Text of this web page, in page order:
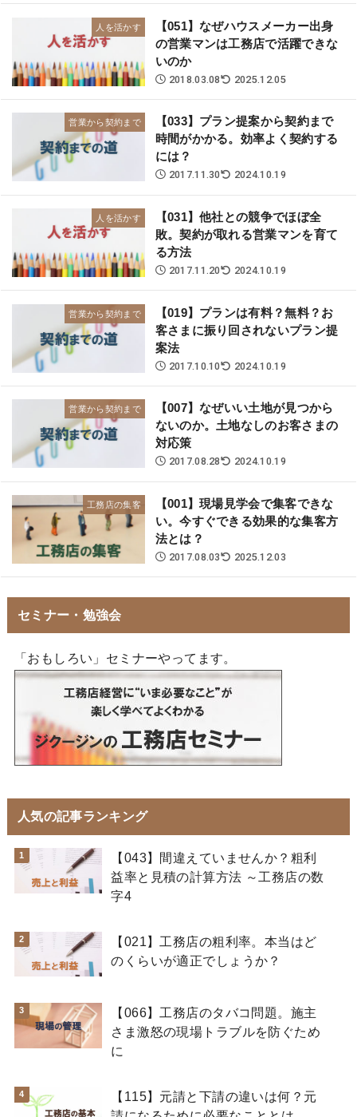
人を活かす
【051】なぜハウスメーカー出身
の営業マンは工務店で活躍できな
いのか
2018.03.08 2025.12.05
営業から契約まで
【033】プラン提案から契約まで
時間がかかる。効率よく契約する
には？
2017.11.30 2024.10.19
人を活かす
【031】他社との競争でほぼ全
敗。契約が取れる営業マンを育て
る方法
2017.11.20 2024.10.19
営業から契約まで
【019】プランは有料？無料？お
客さまに振り回されないプラン提
案法
2017.10.10 2024.10.19
営業から契約まで
【007】なぜいい土地が見つから
ないのか。土地なしのお客さまの
対応策
2017.08.28 2024.10.19
工務店の集客
【001】現場見学会で集客できな
い。今すぐできる効果的な集客方
法とは？
2017.08.03 2025.12.03
セミナー・勉強会
「おもしろい」セミナーやってます。
人気の記事ランキング
【043】間違えていませんか？粗利
益率と見積の計算方法 ～工務店の数
字4
【021】工務店の粗利率。本当はど
のくらいが適正でしょうか？
【066】工務店のタバコ問題。施主
さま激怒の現場トラブルを防ぐため
に
【115】元請と下請の違いは何？元